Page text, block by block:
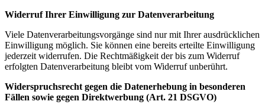
Widerruf Ihrer Einwilligung zur Datenverarbeitung
Viele Datenverarbeitungsvorgänge sind nur mit Ihrer ausdrücklichen
Einwilligung möglich. Sie können eine bereits erteilte Einwilligung
jederzeit widerrufen. Die Rechtmäßigkeit der bis zum Widerruf
erfolgten Datenverarbeitung bleibt vom Widerruf unberührt.
Widerspruchsrecht gegen die Datenerhebung in besonderen
Fällen sowie gegen Direktwerbung (Art. 21 DSGVO)